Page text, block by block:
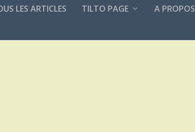
LES ARTICLES TILTO PAGE A PROPOS